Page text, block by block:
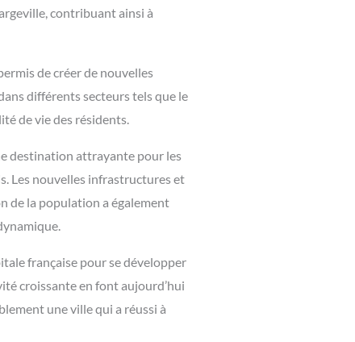
contribuant ainsi à
de créer de nouvelles
différents secteurs tels que le
de vie des résidents.
destination attrayante pour les
Les nouvelles infrastructures et
de la population a également
française pour se développer
croissante en font aujourd’hui
une ville qui a réussi à